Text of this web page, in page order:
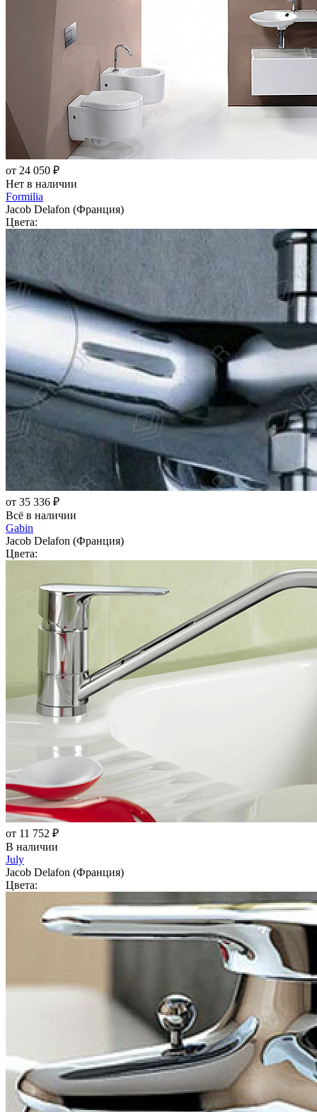
от 24 050 ₽
Нет в наличии
Formilia
Jacob Delafon (Франция)
Цвета:
от 35 336 ₽
Всё в наличии
Gabin
Jacob Delafon (Франция)
Цвета:
от 11 752 ₽
В наличии
July
Jacob Delafon (Франция)
Цвета: